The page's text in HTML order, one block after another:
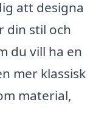
att designa
din stil och
du vill ha en
mer klassisk
material,